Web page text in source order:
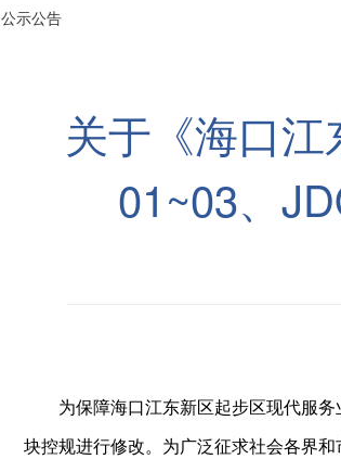
公示公告
关于《海口
01~03、
为保障海口江东新区起步区现代服
块控规进行修改。为广泛征求社会各界